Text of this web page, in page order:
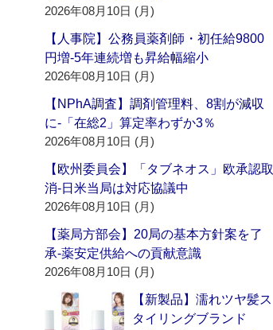
2026年08月10日 (月)
【人事院】公務員薬剤師・初任給9800
円増‐5年連続増も昇給幅縮小
2026年08月10日 (月)
【NPhA調査】調剤管理料、8割が減収
に‐「在総2」算定率わずか3％
2026年08月10日 (月)
【欧州委員会】「タブネオス」欧承認取
消‐日米当局は対応協議中
2026年08月10日 (月)
【薬局方部会】20局の基本方針案を了
承‐薬安定供給への貢献意識
2026年08月10日 (月)
【新製品】濡れツヤ髪ス
タイリングブランド